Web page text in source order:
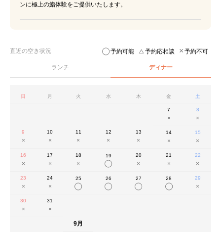
ンに極上の鮨体験をご提供いたします。
直近の空き状況 予約可能 予約応相談 予約不可
ランチ ディナー
日 月 火 水 木 金 土
7 8
9 10 11 12 13 14 15
16 17 18 19 20 21 22
23 24 25 26 27 28 29
30 31
9月